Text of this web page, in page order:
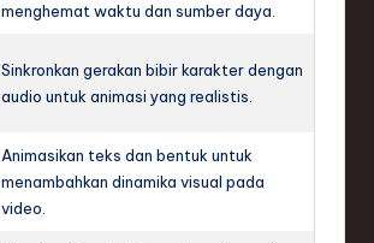
menghemat waktu dan sumber daya.
Sinkronkan gerakan bibir karakter dengan
audio untuk animasi yang realistis.
Animasikan teks dan bentuk untuk
menambahkan dinamika visual pada
video.